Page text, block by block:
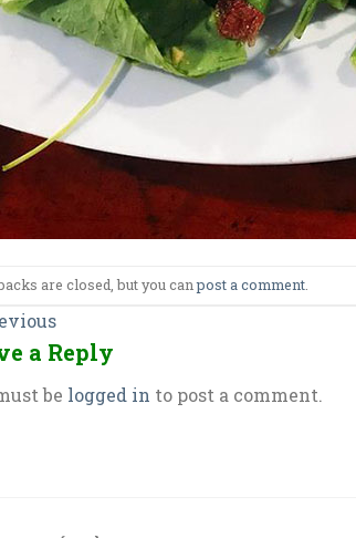
are closed, but you canpost a comment
a Reply
be logged in to post a comment.